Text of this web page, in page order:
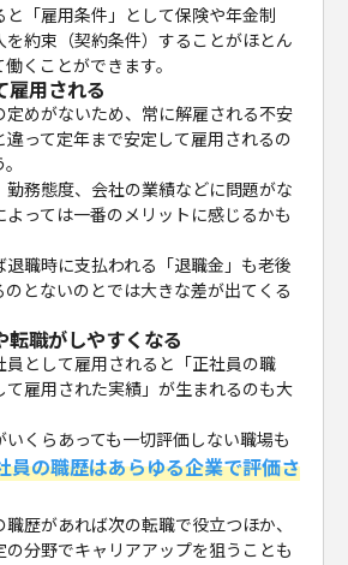
と「雇用条件」として保険や年金制
を約束（契約条件）することがほとん
くことができます。
雇用される
定めがないため、常に解雇される不安
って定年まで安定して雇用されるの
勤務態度、会社の業績などに問題がな
っては一番のメリットに感じるかも
職時に支払われる「退職金」も老後
とないのとでは大きな差が出てくる
転職がしやすくなる
員として雇用されると「正社員の職
て雇用された実績」が生まれるのも大
くらあっても一切評価しない職場も
員の職歴はあらゆる企業で評価さ
歴があれば次の転職で役立つほか、
の分野でキャリアアップを狙うことも